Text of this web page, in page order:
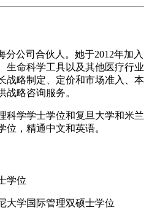
分公司合伙人。她于2012年加入
生命科学工具以及其他医疗行业
战略制定、定价和市场准入、本
战略咨询服务。
科学学士学位和复旦大学和米兰
，精通中文和英语。
学位
大学国际管理双硕士学位